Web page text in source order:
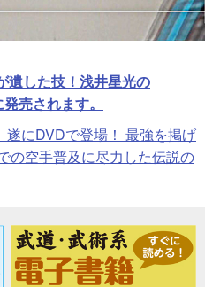
遺した技！浅井星光の
売されます。
にDVDで登場！ 最強を掲げ
の空手普及に尽力した伝説の